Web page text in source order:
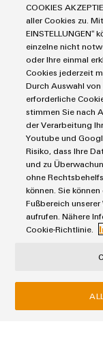
* Required fields
Termini e condizioni
Contatti e-mail
COOKIES
aller Cookies zu.
EINSTELLUNGEN“
einzelne nicht
oder Ihre einmal
Cookies jederzeit
Durch Auswahl
erforderliche
stimmen Sie nach
der Verarbeitung
Youtube und
Risiko, dass Ihre
und zu
ohne
können. Sie
Fußbereich
aufrufen. Nähere
Cookie-Richtlinie.